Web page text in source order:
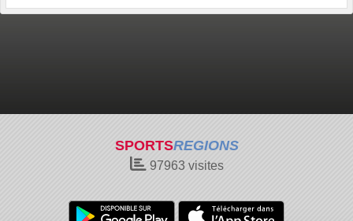
SPORTSREGIONS
97963visites